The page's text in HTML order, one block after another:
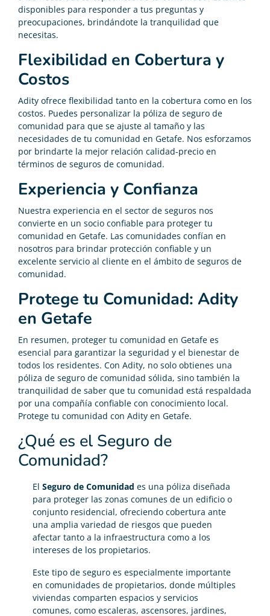
disponibles para responder a tus preguntas y
preocupaciones, brindándote la tranquilidad que
necesitas.
Flexibilidad en Cobertura y
Costos
Adity ofrece flexibilidad tanto en la cobertura como en los
costos. Puedes personalizar la póliza de seguro de
comunidad para que se ajuste al tamaño y las
necesidades de tu comunidad en Getafe. Nos esforzamos
por brindarte la mejor relación calidad-precio en
términos de seguros de comunidad.
Experiencia y Confianza
Nuestra experiencia en el sector de seguros nos
convierte en un socio confiable para proteger tu
comunidad en Getafe. Las comunidades confían en
nosotros para brindar protección confiable y un
excelente servicio al cliente en el ámbito de seguros de
comunidad.
Protege tu Comunidad: Adity
en Getafe
En resumen, proteger tu comunidad en Getafe es
esencial para garantizar la seguridad y el bienestar de
todos los residentes. Con Adity, no solo obtienes una
póliza de seguro de comunidad sólida, sino también la
tranquilidad de saber que tu comunidad está respaldada
por una compañía confiable con conocimiento local.
Protege tu comunidad con Adity en Getafe.
¿Qué es el Seguro de
Comunidad?
El Seguro de Comunidad es una póliza diseñada
para proteger las zonas comunes de un edificio o
conjunto residencial, ofreciendo cobertura ante
una amplia variedad de riesgos que pueden
afectar tanto a la infraestructura como a los
intereses de los propietarios.
Este tipo de seguro es especialmente importante
en comunidades de propietarios, donde múltiples
viviendas comparten espacios y servicios
comunes, como escaleras, ascensores, jardines,